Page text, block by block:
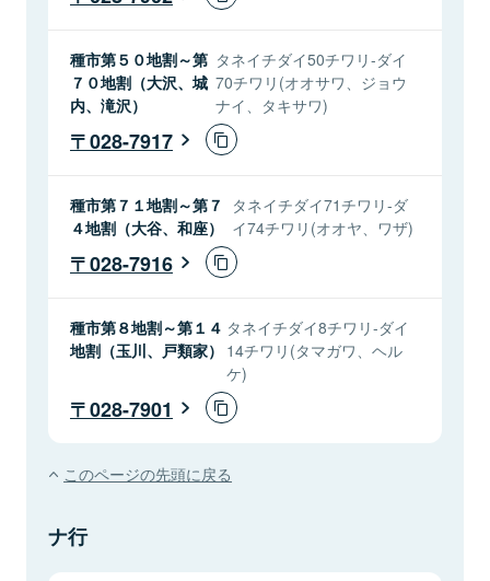
種市第５０地割～第
７０地割（大沢、城
内、滝沢）
タネイチダイ50チワリ-ダイ
70チワリ(オオサワ、ジョウ
ナイ、タキサワ)
028-7917
種市第７１地割～第７
４地割（大谷、和座）
タネイチダイ71チワリ-ダ
イ74チワリ(オオヤ、ワザ)
028-7916
種市第８地割～第１４
地割（玉川、戸類家）
タネイチダイ8チワリ-ダイ
14チワリ(タマガワ、ヘル
ケ)
028-7901
このページの先頭に戻る
ナ行